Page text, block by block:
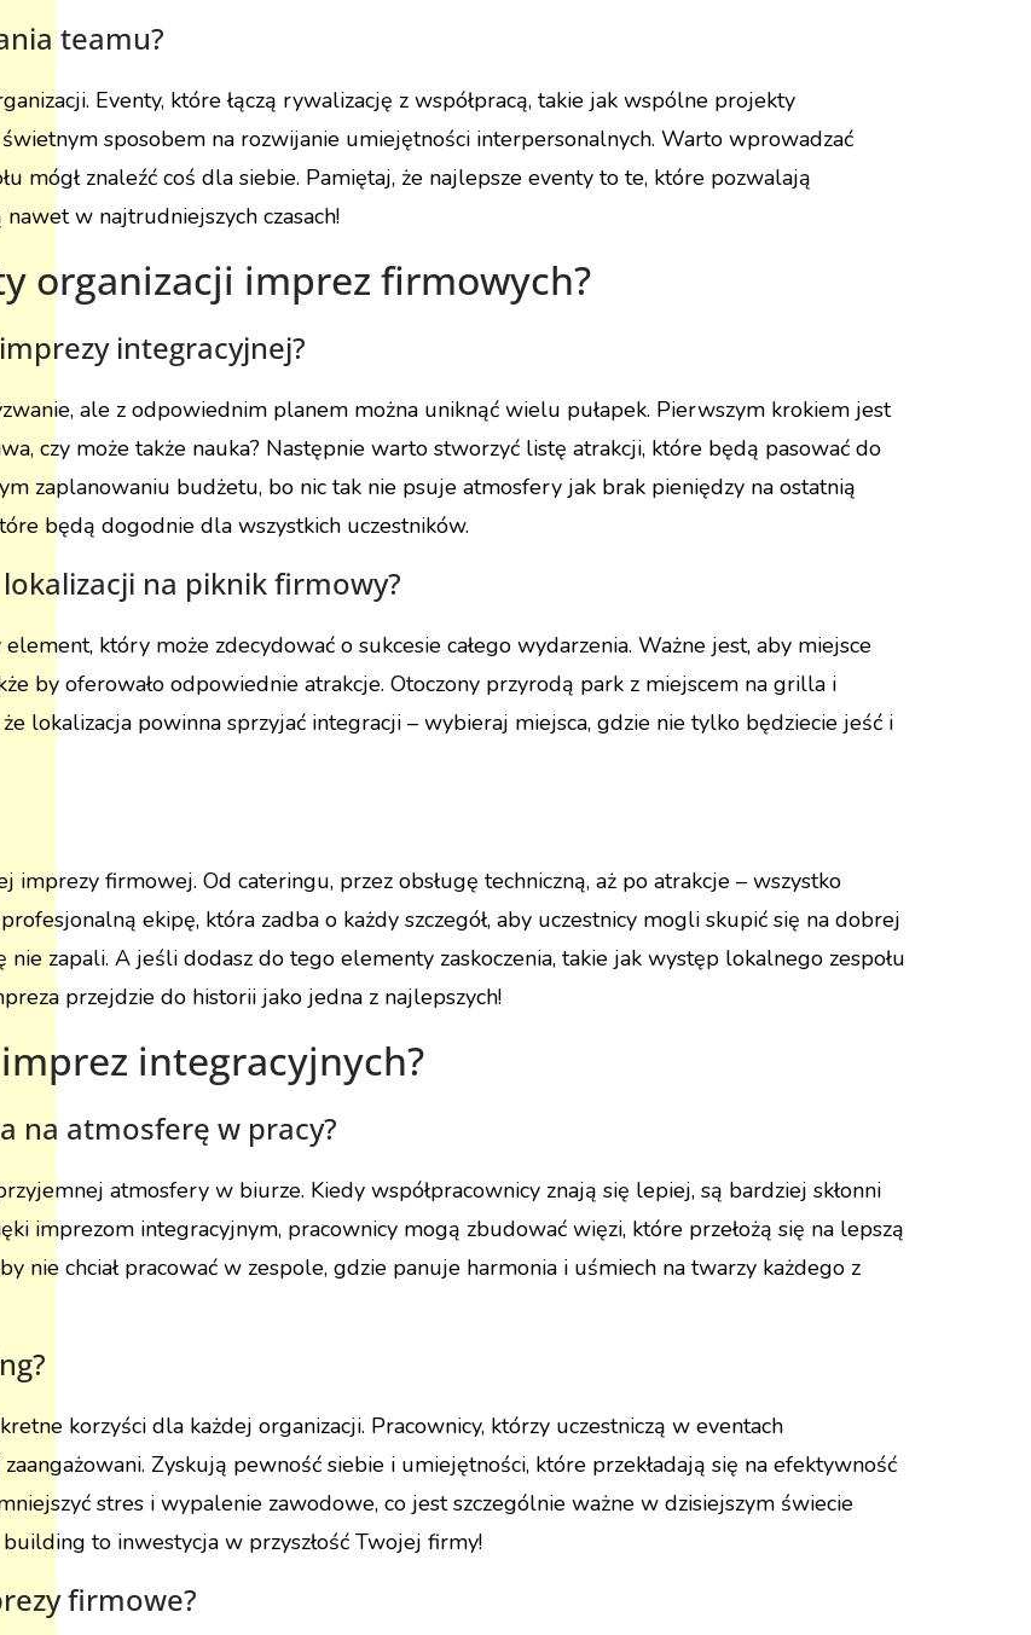
teamu?
Eventy, które łączą rywalizację z współpracą, takie jak wspólne projekty
sposobem na rozwijanie umiejętności interpersonalnych. Warto wprowadzać
mógł znaleźć coś dla siebie. Pamiętaj, że najlepsze eventy to te, które pozwalają
w najtrudniejszych czasach!
organizacji imprez firmowych?
integracyjnej?
ale z odpowiednim planem można uniknąć wielu pułapek. Pierwszym krokiem jest
czy może także nauka? Następnie warto stworzyć listę atrakcji, które będą pasować do
zaplanowaniu budżetu, bo nic tak nie psuje atmosfery jak brak pieniędzy na ostatnią
będą dogodnie dla wszystkich uczestników.
na piknik firmowy?
który może zdecydować o sukcesie całego wydarzenia. Ważne jest, aby miejsce
by oferowało odpowiednie atrakcje. Otoczony przyrodą park z miejscem na grilla i
lokalizacja powinna sprzyjać integracji – wybieraj miejsca, gdzie nie tylko będziecie jeść i
firmowej. Od cateringu, przez obsługę techniczną, aż po atrakcje – wszystko
ekipę, która zadba o każdy szczegół, aby uczestnicy mogli skupić się na dobrej
zapali. A jeśli dodasz do tego elementy zaskoczenia, takie jak występ lokalnego zespołu
przejdzie do historii jako jedna z najlepszych!
integracyjnych?
na atmosferę w pracy?
atmosfery w biurze. Kiedy współpracownicy znają się lepiej, są bardziej skłonni
imprezom integracyjnym, pracownicy mogą zbudować więzi, które przełożą się na lepszą
nie chciał pracować w zespole, gdzie panuje harmonia i uśmiech na twarzy każdego z
korzyści dla każdej organizacji. Pracownicy, którzy uczestniczą w eventach
Zyskują pewność siebie i umiejętności, które przekładają się na efektywność
stres i wypalenie zawodowe, co jest szczególnie ważne w dzisiejszym świecie
to inwestycja w przyszłość Twojej firmy!
firmowe?